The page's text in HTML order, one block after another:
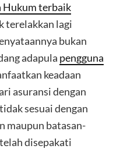
Hukum terbaik
terelakkan lagi
bukan
adapula pengguna
keadaan
asuransi dengan
sesuai dengan
maupun batasan-
disepakati